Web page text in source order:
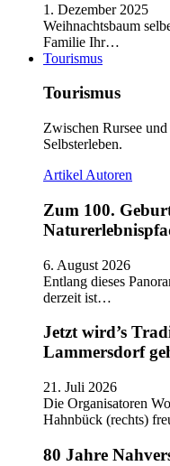
1. Dezember 2025
Weihnachtsbaum
Familie Ihr…
Tourismus
Tourismus
Zwischen Rursee
Selbsterleben.
Artikel Autoren
Zum 100.
6. August 2026
Entlang dieses
derzeit ist…
Jetzt wird’s
Lammersdorf
21. Juli 2026
Die Organisatoren
Hahnbück (rechts)
80 Jahre